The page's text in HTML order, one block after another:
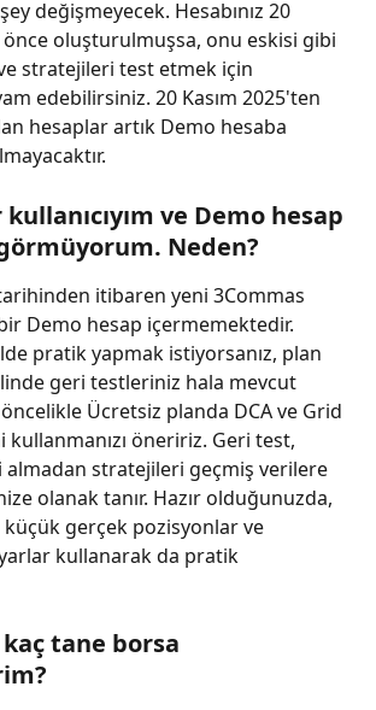
değişmeyecek. Hesabınız 20
önce oluşturulmuşsa, onu eskisi gibi
stratejileri test etmek için
edebilirsiniz. 20 Kasım 2025'ten
hesaplar artık Demo hesaba
ve Demo hesap
Neden?
itibaren yeni 3Commas
Demo hesap içermemektedir.
pratik yapmak istiyorsanız, plan
geri testleriniz hala mevcut
Ücretsiz planda DCA ve Grid
öneririz. Geri test,
stratejileri geçmiş verilere
olanak tanır. Hazır olduğunuzda,
küçük gerçek pozisyonlar ve
kullanarak da pratik
tane borsa